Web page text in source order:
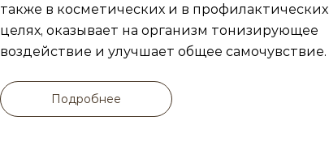
также в косметических и в профилактических
целях, оказывает на организм тонизирующее
воздействие и улучшает общее самочувствие.
Подробнее